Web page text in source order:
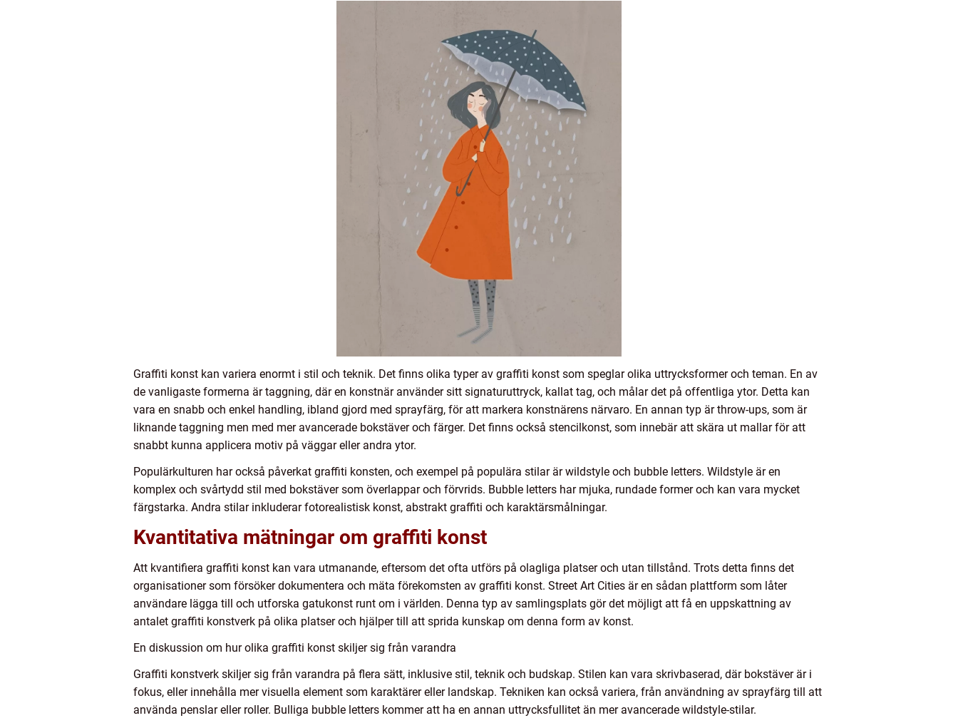
Graffiti konst kan variera enormt i stil och teknik. Det finns olika typer av graffiti konst som speglar olika uttrycksformer och teman. En av
de vanligaste formerna är taggning, där en konstnär använder sitt signaturuttryck, kallat tag, och målar det på offentliga ytor. Detta kan
vara en snabb och enkel handling, ibland gjord med sprayfärg, för att markera konstnärens närvaro. En annan typ är throw-ups, som är
liknande taggning men med mer avancerade bokstäver och färger. Det finns också stencilkonst, som innebär att skära ut mallar för att
snabbt kunna applicera motiv på väggar eller andra ytor.
Populärkulturen har också påverkat graffiti konsten, och exempel på populära stilar är wildstyle och bubble letters. Wildstyle är en
komplex och svårtydd stil med bokstäver som överlappar och förvrids. Bubble letters har mjuka, rundade former och kan vara mycket
färgstarka. Andra stilar inkluderar fotorealistisk konst, abstrakt graffiti och karaktärsmålningar.
Kvantitativa mätningar om graffiti konst
Att kvantifiera graffiti konst kan vara utmanande, eftersom det ofta utförs på olagliga platser och utan tillstånd. Trots detta finns det
organisationer som försöker dokumentera och mäta förekomsten av graffiti konst. Street Art Cities är en sådan plattform som låter
användare lägga till och utforska gatukonst runt om i världen. Denna typ av samlingsplats gör det möjligt att få en uppskattning av
antalet graffiti konstverk på olika platser och hjälper till att sprida kunskap om denna form av konst.
En diskussion om hur olika graffiti konst skiljer sig från varandra
Graffiti konstverk skiljer sig från varandra på flera sätt, inklusive stil, teknik och budskap. Stilen kan vara skrivbaserad, där bokstäver är i
fokus, eller innehålla mer visuella element som karaktärer eller landskap. Tekniken kan också variera, från användning av sprayfärg till att
använda penslar eller roller. Bulliga bubble letters kommer att ha en annan uttrycksfullitet än mer avancerade wildstyle-stilar.